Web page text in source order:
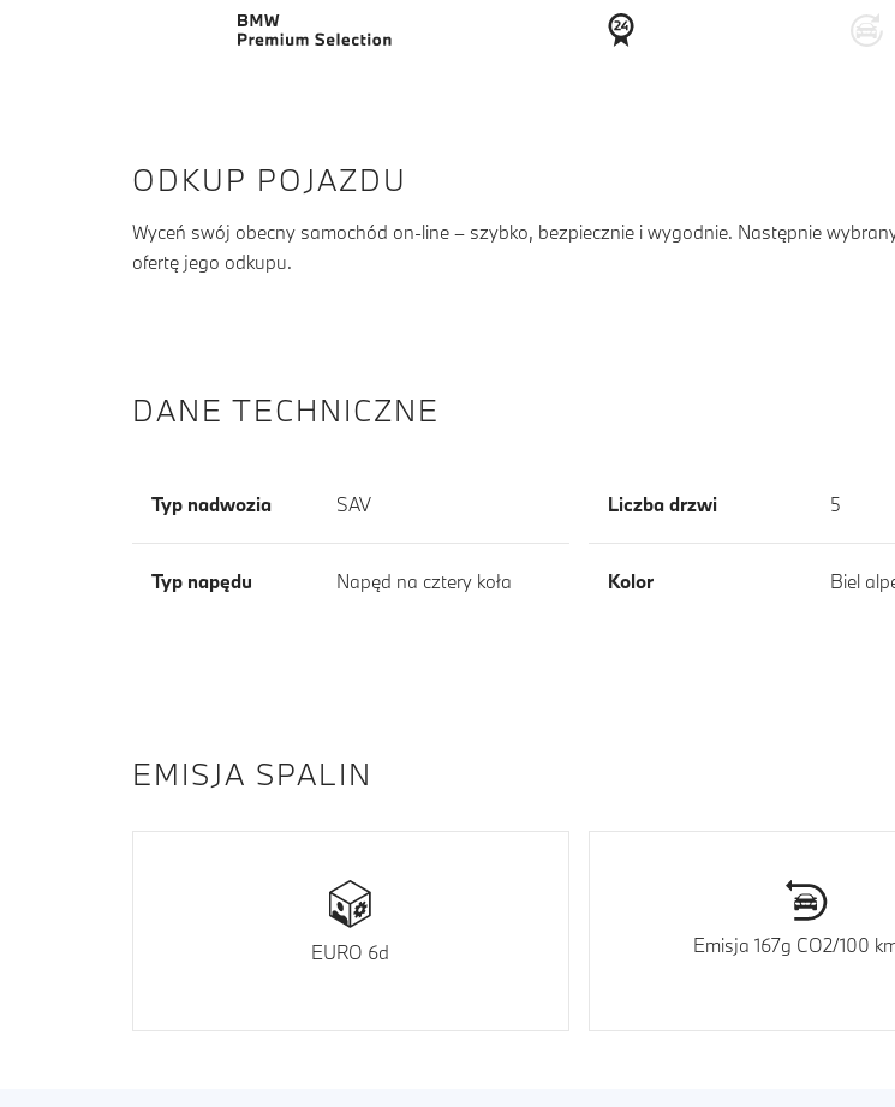
ODKUP POJAZDU
Wyceń swój obecny samochód on-line – szybko, bezpiecznie i wygodnie. Następnie
ofertę jego odkupu.
DANE TECHNICZNE
Typ nadwozia SAV
Typ napędu Napęd na cztery koła
Liczba drzwi 5
Kolor Biel
EMISJA SPALIN
EURO 6d Emisja 167g CO2/100